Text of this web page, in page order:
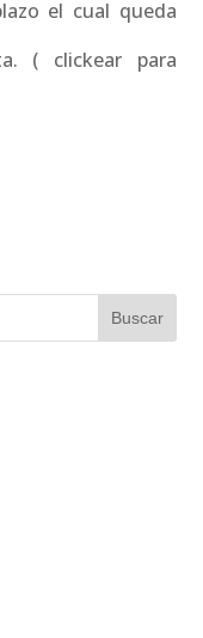
el cual queda
( clickear para